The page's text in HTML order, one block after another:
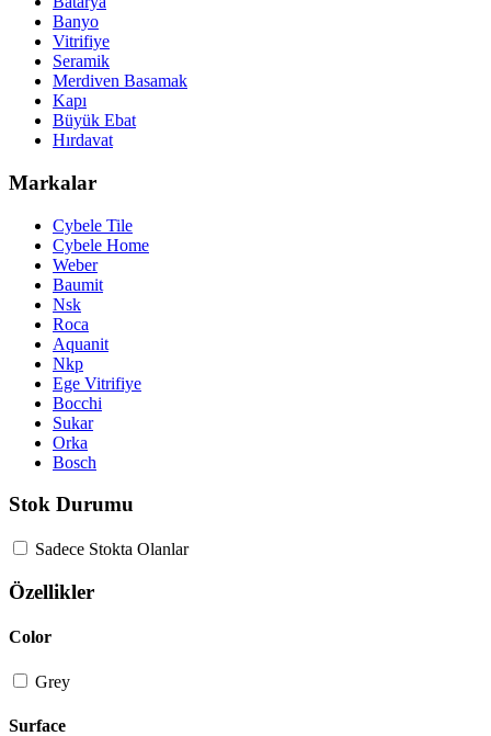
Banyo
Vitrifiye
Seramik
Merdiven Basamak
Kapı
Büyük Ebat
Hırdavat
Markalar
Cybele Tile
Cybele Home
Weber
Baumit
Nsk
Roca
Aquanit
Nkp
Ege Vitrifiye
Bocchi
Sukar
Orka
Bosch
Stok Durumu
Sadece Stokta Olanlar
Özellikler
Color
Grey
Surface